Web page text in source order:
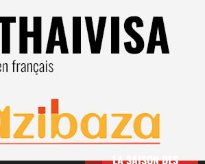
LA SAISON DES